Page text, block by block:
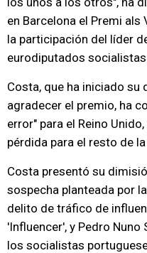
en Barcelona el Premi als
la participación del líder
eurodiputados
Costa, que ha iniciado su
agradecer el premio, ha
error" para el Reino
pérdida para el resto de
Costa presentó su
sospecha planteada por
delito de tráfico de
'Influencer', y Pedro
los socialistas